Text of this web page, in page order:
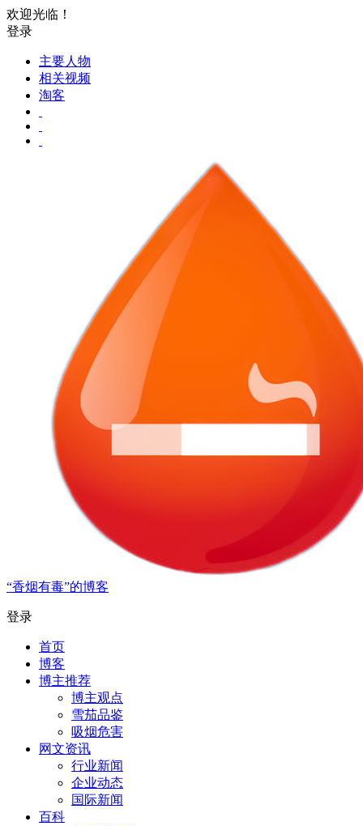
欢迎光临！
登录
主要人物
相关视频
淘客
“香烟有毒”的博客
登录
首页
博客
博主推荐
博主观点
雪茄品鉴
吸烟危害
网文资讯
行业新闻
企业动态
国际新闻
百科